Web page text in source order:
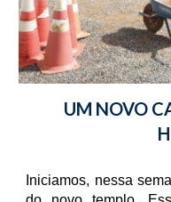
UM NOVO
Iniciamos, nessa